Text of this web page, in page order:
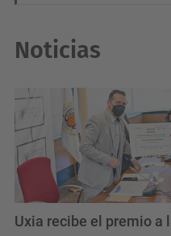
Noticias
Uxia recibe el premio a